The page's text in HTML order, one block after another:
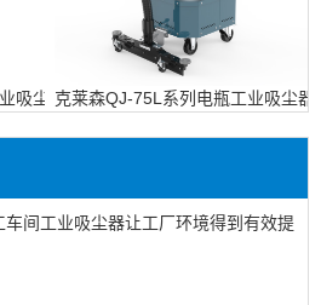
吸尘设备克莱森QJ-75L系列电瓶工业吸尘器
车间工业吸尘器让工厂环境得到有效提